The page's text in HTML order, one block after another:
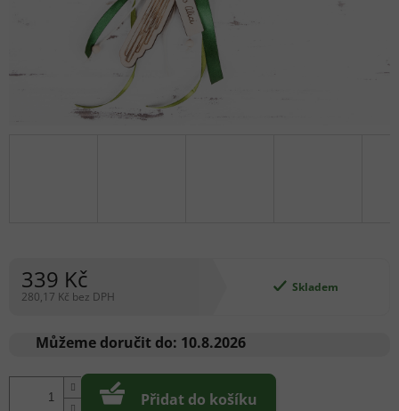
339 Kč
280,17 Kč bez DPH
cena:
Skladem
Můžeme doručit do: 10.8.2026
Přidat do košíku